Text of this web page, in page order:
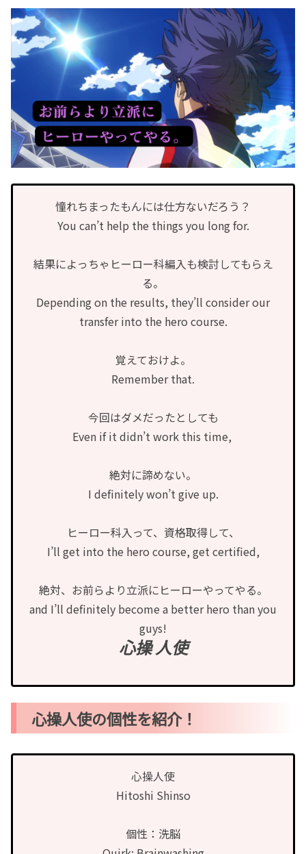
憧れちまったもんには仕方ないだろう？
You can’t help the things you long for.
結果によっちゃヒーロー科編入も検討してもらえ
る。
Depending on the results, they’ll consider our
transfer into the hero course.
覚えておけよ。
Remember that.
今回はダメだったとしても
Even if it didn’t work this time,
絶対に諦めない。
I definitely won’t give up.
ヒーロー科入って、資格取得して、
I’ll get into the hero course, get certified,
絶対、お前らより立派にヒーローやってやる。
and I’ll definitely become a better hero than you
guys!
心操 人使
心操人使の個性を紹介！
心操人使
Hitoshi Shinso
個性：洗脳